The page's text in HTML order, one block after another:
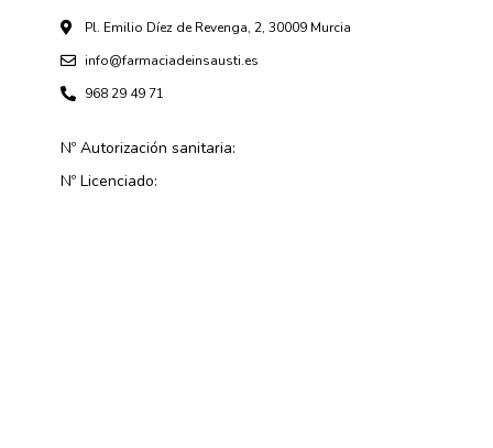
Pl. Emilio Díez de Revenga, 2, 30009 Murcia
info@farmaciadeinsausti.es
968 29 49 71
Nº Autorización sanitaria:
Nº Licenciado: